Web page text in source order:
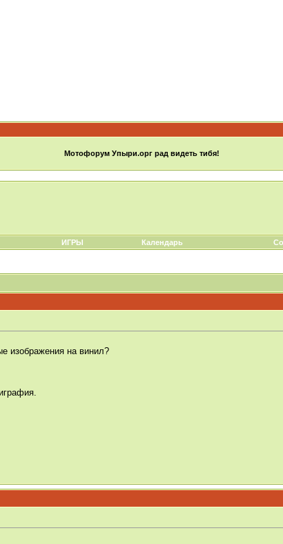
Мотофорум Упыри.орг рад видеть тибя!
ИГРЫ Календарь
изображения на винил?